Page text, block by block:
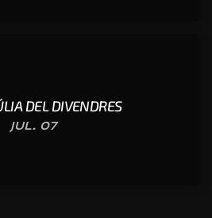
DEL DIVENDRES
JUL. 07